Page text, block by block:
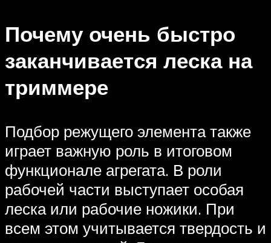
Почему очень быстро
заканчивается леска на
триммере
Подбор режущего элемента также
играет важную роль в итоговом
функционале агрегата. В роли
рабочей части выступает особая
леска или рабочие ножики. При
всем этом учитывается твердость и